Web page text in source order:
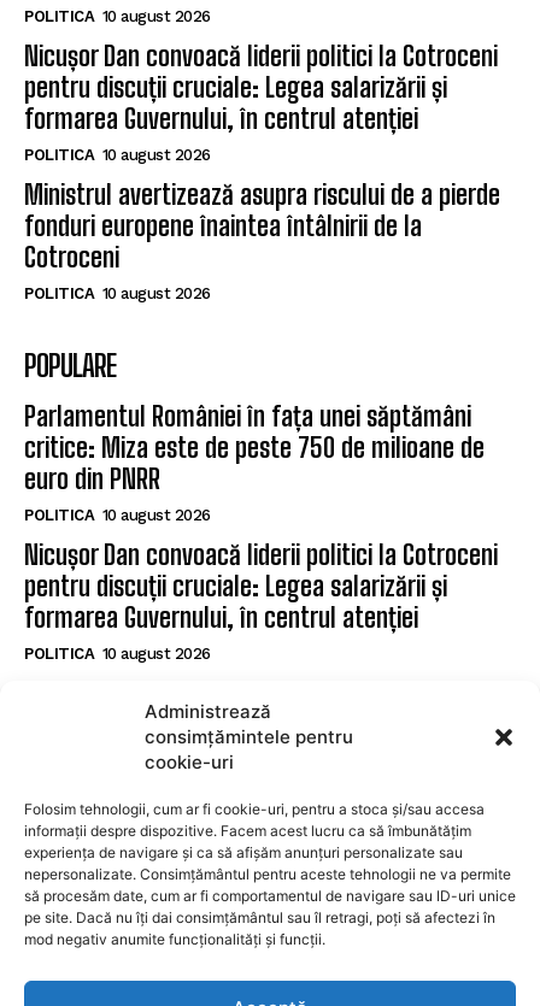
Administrează
consimțămintele pentru
cookie-uri
Folosim tehnologii, cum ar fi cookie-uri, pentru a stoca și/sau accesa
informații despre dispozitive. Facem acest lucru ca să îmbunătățim
experiența de navigare și ca să afișăm anunțuri personalizate sau
nepersonalizate. Consimțământul pentru aceste tehnologii ne va permite
să procesăm date, cum ar fi comportamentul de navigare sau ID-uri unice
pe site. Dacă nu îți dai consimțământul sau îl retragi, poți să afectezi în
mod negativ anumite funcționalități și funcții.
POLITICA 10 august 2026
Nicușor Dan convoacă liderii politici la Cotroceni
pentru discuții cruciale: Legea salarizării și
formarea Guvernului, în centrul atenției
POLITICA 10 august 2026
Ministrul avertizează asupra riscului de a pierde
fonduri europene înaintea întâlnirii de la
Cotroceni
POLITICA 10 august 2026
POPULARE
Parlamentul României în fața unei săptămâni
critice: Miza este de peste 750 de milioane de
euro din PNRR
POLITICA 10 august 2026
Nicușor Dan convoacă liderii politici la Cotroceni
pentru discuții cruciale: Legea salarizării și
formarea Guvernului, în centrul atenției
POLITICA 10 august 2026
fonduri europene înaintea întâlnirii de la
SUBSCRIBE
I WANT IN